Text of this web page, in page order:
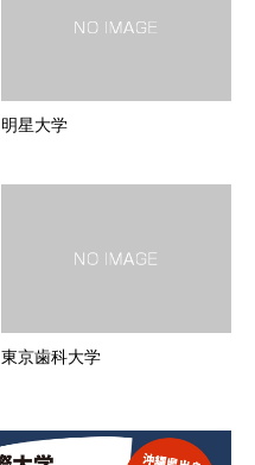
明星大学
東京歯科大学